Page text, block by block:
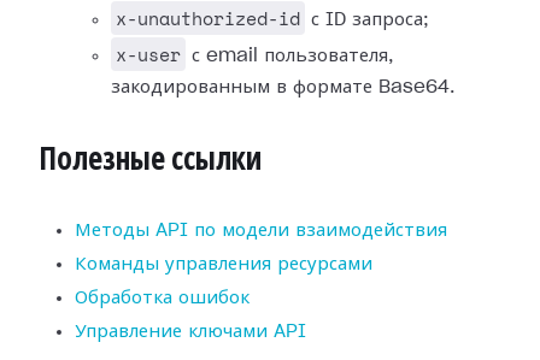
x-unauthorized-id с ID запроса;
x-user с email пользователя,
закодированным в формате Base64.
Полезные ссылки
Методы API по модели взаимодействия
Команды управления ресурсами
Обработка ошибок
Управление ключами API